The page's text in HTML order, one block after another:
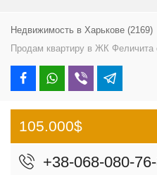
Недвижимость в Харькове (2169)
Продам квартиру в ЖК Феличита
105.000$
+38-068-080-